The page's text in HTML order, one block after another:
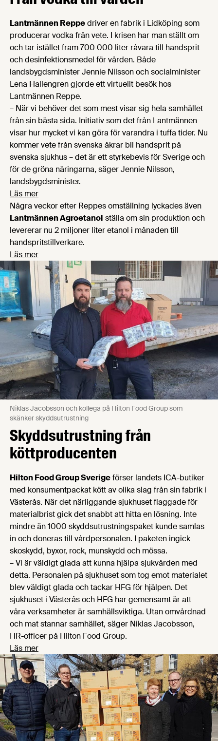
Lantmännen Reppedriver en fabrik i Lidköping som
producerar vodka från vete. I krisen har man ställt om
och tar istället fram 700 000 liter råvara till handsprit
och desinfektionsmedel för vården. Både
landsbygdsminister Jennie Nilsson och socialminister
Lena Hallengren gjorde ett virtuellt besök hos
Lantmännen Reppe.
– När vi behöver det som mest visar sig hela samhället
från sin bästa sida. Initiativ som det från Lantmännen
visar hur mycket vi kan göra för varandra i tuffa tider. Nu
kommer vete från svenska åkrar bli handsprit på
svenska sjukhus – det är ett styrkebevis för Sverige och
för de gröna näringarna, säger Jennie Nilsson,
landsbygdsminister.
Läs mer
Några veckor efter Reppes omställning lyckades även
Lantmännen Agroetanol ställa om sin produktion och
levererar nu 2 miljoner liter etanol i månaden till
handspritstillverkare.
Läs mer
Niklas Jacobsson och kollega på Hilton Food Group som
skänker skyddsutrustning
Skyddsutrustning från
köttproducenten
Hilton Food Group Sverigeförser landets ICA-butiker
med konsumentpackat kött av olika slag från sin fabrik i
Västerås. När det närliggande sjukhuset flaggade för
materialbrist gick det snabbt att hitta en lösning. Inte
mindre än 1000 skyddsutrustningspaket kunde samlas
in och doneras till vårdpersonalen. I paketen ingick
skoskydd, byxor, rock, munskydd och mössa.
–Vi är väldigt glada att kunna hjälpa sjukvården med
detta. Personalen på sjukhuset som tog emot materialet
blev väldigt glada och tackar HFG för hjälpen. Det
sjukhuset i Västerås och HFG har gemensamt är att
våra verksamheter är samhällsviktiga. Utan omvårdnad
och mat stannar samhället, säger Niklas Jacobsson,
HR-officer på Hilton Food Group.
Läs mer